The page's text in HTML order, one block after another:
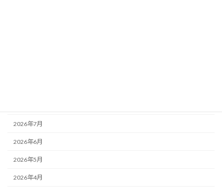
2026年7月
2026年6月
2026年5月
2026年4月